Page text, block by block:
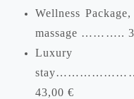
Wellness
massage ………..
Luxury
43,00 €